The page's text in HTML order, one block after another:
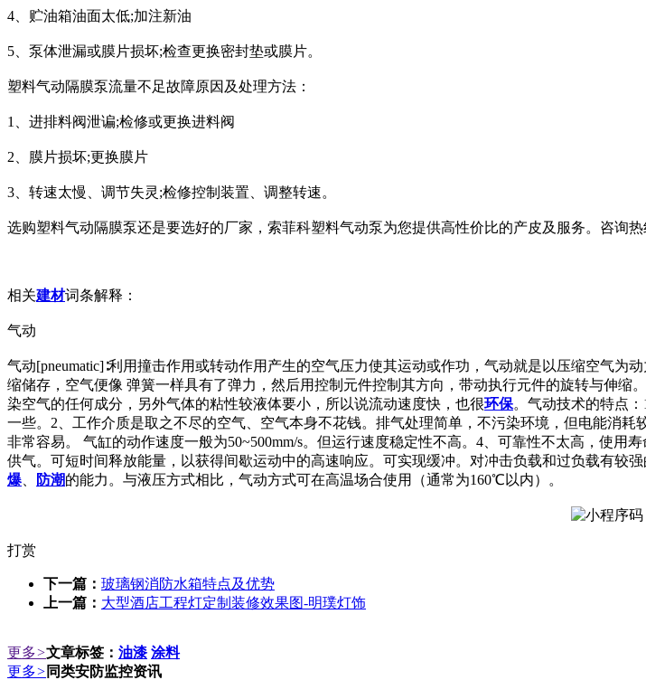
4、贮油箱油面太低;加注新油
5、泵体泄漏或膜片损坏;检查更换密封垫或膜片。
塑料气动隔膜泵流量不足故障原因及处理方法：
1、进排料阀泄谝;检修或更换进料阀
2、膜片损坏;更换膜片
3、转速太慢、调节失灵;检修控制装置、调整转速。
选购塑料气动隔膜泵还是要选好的厂家，索菲科塑料气动泵为您提供高性价比的产皮及服务。咨询
相关建材词条解释：
气动
气动[pneumatic]∶利用撞击作用或转动作用产生的空气压力使其运动或作功，气动就是以压缩空气为
缩储存，空气便像 弹簧一样具有了弹力，然后用控制元件控制其方向，带动执行元件的旋转与伸
染空气的任何成分，另外气体的粘性较液体要小，所以说流动速度快，也很环保。气动技术的特点
一些。2、工作介质是取之不尽的空气、空气本身不花钱。排气处理简单，不污染环境，但电能消耗
非常容易。 气缸的动作速度一般为50~500mm/s。但运行速度稳定性不高。4、可靠性不太高，使
供气。可短时间释放能量，以获得间歇运动中的高速响应。可实现缓冲。对冲击负载和过负载有较
爆
防潮的能力。与液压方式相比，气动方式可在高温场合使用（通常为160℃以内）。
打赏
下一篇： 玻璃钢消防水箱特点及优势
上一篇： 大型酒店工程灯定制装修效果图-明璞灯饰
更多>文章标签： 油漆 涂料
更多> 同类安防监控资讯